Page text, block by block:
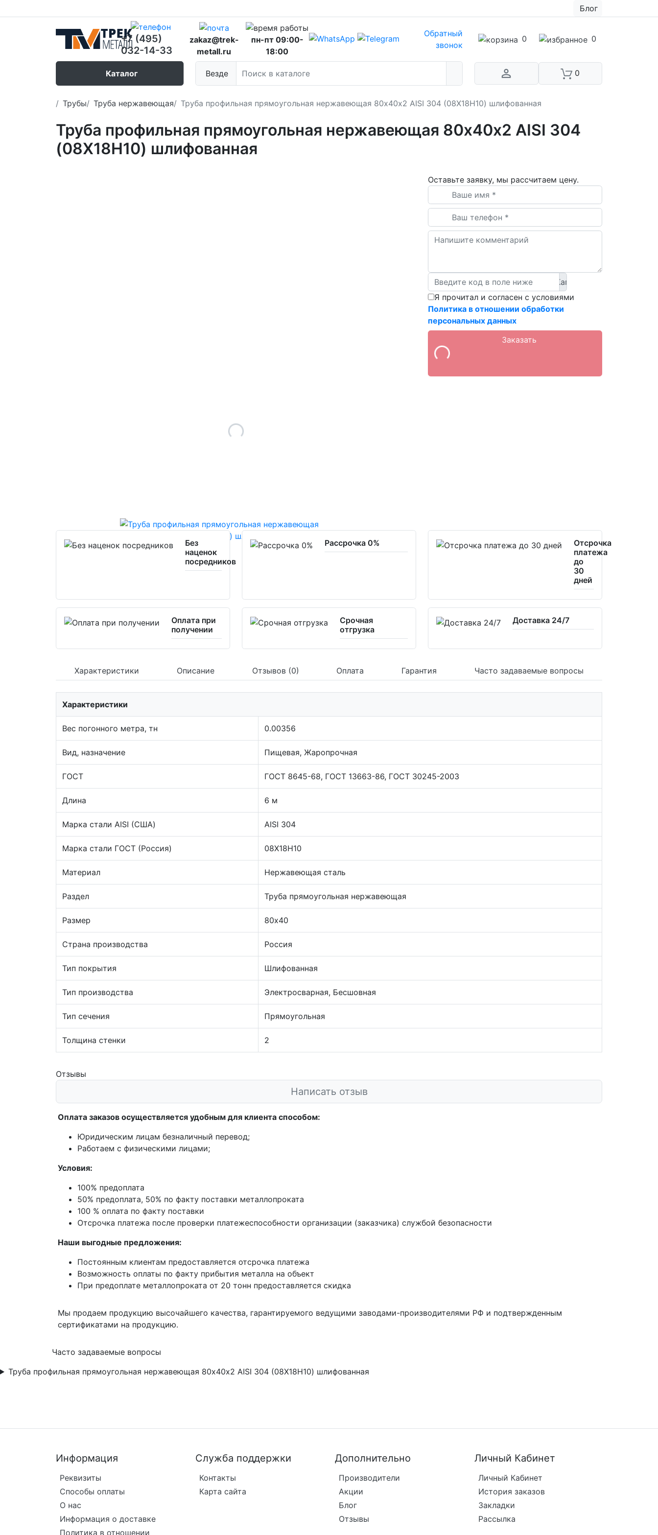
Блог
0 0
+7 (495)
032-14-33
zakaz@trek-
metall.ru
пн-пт 09:00-
18:00
Обратный
звонок
Везде 0
Каталог
Трубы Труба нержавеющая Труба профильная прямоугольная нержавеющая 80х40х2 AISI 304 (08Х18Н10) шлифованная
Труба профильная прямоугольная нержавеющая 80х40х2 AISI 304
(08Х18Н10) шлифованная
Оставьте заявку, мы рассчитаем цену.
Я прочитал и согласен с условиями
Политика в отношении обработки
персональных данных
Заказать
Без
наценок
посредников
Рассрочка 0%
Отсрочка
платежа
до
30
дней
Оплата при
получении
Срочная
отгрузка
Доставка 24/7
Характеристики Описание Отзывов (0) Оплата Гарантия Часто задаваемые вопросы
Характеристики
Вес погонного метра, тн 0.00356
Вид, назначение Пищевая, Жаропрочная
ГОСТ ГОСТ 8645-68, ГОСТ 13663-86, ГОСТ 30245-2003
Длина 6 м
Марка стали AISI (США) AISI 304
Марка стали ГОСТ (Россия) 08Х18Н10
Материал Нержавеющая сталь
Раздел Труба прямоугольная нержавеющая
Размер 80х40
Страна производства Россия
Тип покрытия Шлифованная
Тип производства Электросварная, Бесшовная
Тип сечения Прямоугольная
Толщина стенки 2
Отзывы
Написать отзыв
Оплата заказов осуществляется удобным для клиента способом:
Юридическим лицам безналичный перевод;
Работаем с физическими лицами;
Условия:
100% предоплата
50% предоплата, 50% по факту поставки металлопроката
100 % оплата по факту поставки
Отсрочка платежа после проверки платежеспособности организации (заказчика) службой безопасности
Наши выгодные предложения:
Постоянным клиентам предоставляется отсрочка платежа
Возможность оплаты по факту прибытия металла на объект
При предоплате металлопроката от 20 тонн предоставляется скидка
Мы продаем продукцию высочайшего качества, гарантируемого ведущими заводами-производителями РФ и подтвержденным
сертификатами на продукцию.
Часто задаваемые вопросы
Труба профильная прямоугольная нержавеющая 80х40х2 AISI 304 (08Х18Н10) шлифованная
Информация
Реквизиты
Способы оплаты
О нас
Информация о доставке
Политика в отношении
Служба поддержки
Контакты
Карта сайта
Дополнительно
Производители
Акции
Блог
Отзывы
Личный Кабинет
Личный Кабинет
История заказов
Закладки
Рассылка